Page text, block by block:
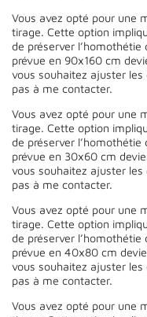
Vous avez opté pour une
tirage. Cette option
de préserver
prévue en 90x160 cm
vous souhaitez ajuster les
pas à me contacter.
Vous avez opté pour une
tirage. Cette option
de préserver
prévue en 30x60 cm
vous souhaitez ajuster les
pas à me contacter.
Vous avez opté pour une
tirage. Cette option
de préserver
prévue en 40x80 cm
vous souhaitez ajuster les
pas à me contacter.
Vous avez opté pour une